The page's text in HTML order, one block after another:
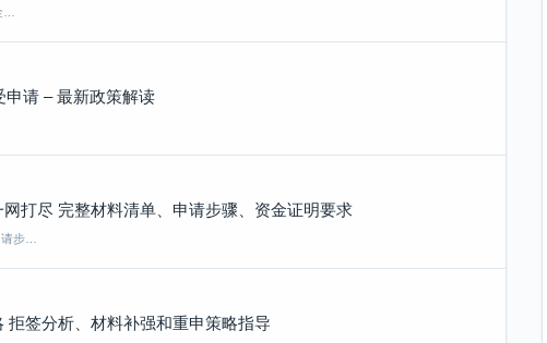
…
申请 – 最新政策解读
打尽 完整材料清单、申请步骤、资金证明要求
步…
签分析、材料补强和重申策略指导